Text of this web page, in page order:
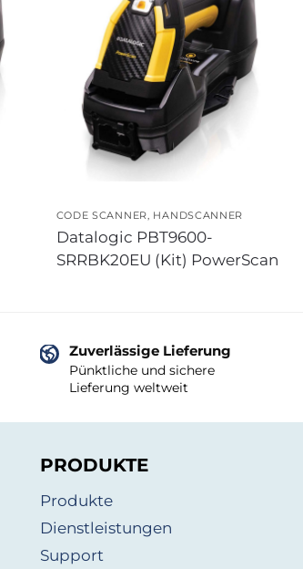
CODE SCANNER, HANDSCANNER
Datalogic PBT9600-
SRRBK20EU (Kit) PowerScan
Zuverlässige Lieferung
Pünktliche und sichere
Lieferung weltweit
PRODUKTE
Produkte
Dienstleistungen
Support